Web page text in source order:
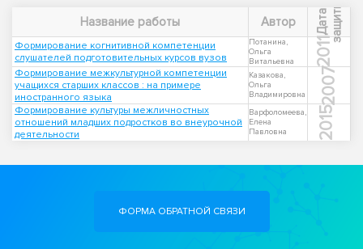
Название работы Автор Д
а
т
а
з
а
щ
и
т ы
Формирование когнитивной компетенции
слушателей подготовительных курсов вузов
Потанина,
Ольга
Витальевна
2011
Формирование межкультурной компетенции
учащихся старших классов : на примере
иностранного языка
Казакова,
Ольга
Владимировна
2007
Формирование культуры межличностных
отношений младших подростков во внеурочной
деятельности
Варфоломеева,
Елена
Павловна
2015
ФОРМА ОБРАТНОЙ СВЯЗИ